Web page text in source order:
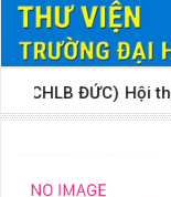
ĐỨC)​ Hội